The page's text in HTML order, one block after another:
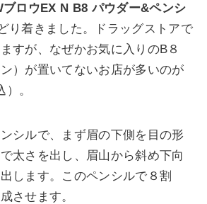
ブロウEX N B8 パウダー&ペンシ
り着きました。ドラッグストアで
すが、なぜかお気に入りのB８
ン）が置いてないお店が多いのが
。
シルで、まず眉の下側を目の形
太さを出し、眉山から斜め下向
します。このペンシルで８割
させます。